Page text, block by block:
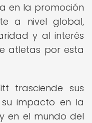
en la promoción
a nivel global,
y al interés
atletas por esta
trasciende sus
impacto en la
en el mundo del